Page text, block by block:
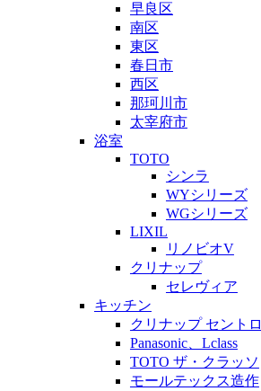
早良区
南区
東区
春日市
西区
那珂川市
太宰府市
浴室
TOTO
シンラ
WYシリーズ
WGシリーズ
LIXIL
リノビオV
クリナップ
セレヴィア
キッチン
クリナップ セントロ
Panasonic、Lclass
TOTO ザ・クラッソ
モールテックス造作